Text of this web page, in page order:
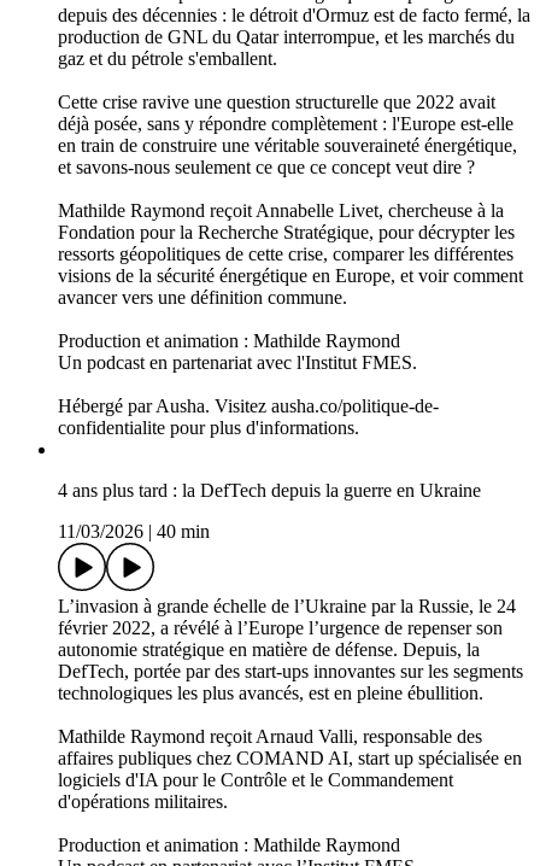
Crise énergétique, mieux vaut être souverain ou autonome ?
08/04/2026|44 min
Au moment de l'enregistrement de cet épisode, le monde fait
depuis des décennies : le détroit d'Ormuz est de facto fermé, la
production de GNL du Qatar interrompue, et les marchés du
Cette crise ravive une question structurelle que 2022 avait
en train de construire une véritable souveraineté énergétique,
et savons-nous seulement ce que ce concept veut dire ?
Mathilde Raymond reçoit Annabelle Livet, chercheuse à la
Fondation pour la Recherche Stratégique, pour décrypter les
ressorts géopolitiques de cette crise, comparer les différentes
visions de la sécurité énergétique en Europe, et voir comment
avancer vers une définition commune.
Production et animation : Mathilde Raymond
Un podcast en partenariat avec l'Institut FMES.
Hébergé par Ausha. Visitez ausha.co/politique-de-
confidentialite pour plus d'informations.